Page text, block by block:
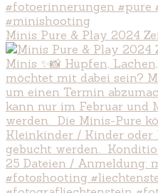
Minis Pure & Play 2024